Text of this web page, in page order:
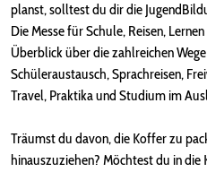
planst, solltest du dir die
Die Messe für Schule, Reisen,
Überblick über die zahlreichen
Schüleraustausch, Sprachreisen,
Travel, Praktika und Studium im
Träumst du davon, die Koffer zu
hinauszuziehen? Möchtest du in